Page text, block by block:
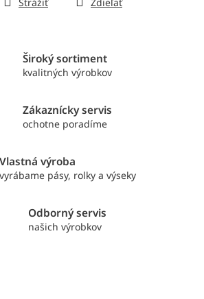
Strážiť Zdieľať
Široký sortiment
kvalitných výrobkov
Zákaznícky servis
ochotne poradíme
Vlastná výroba
vyrábame pásy, rolky a výseky
Odborný servis
našich výrobkov